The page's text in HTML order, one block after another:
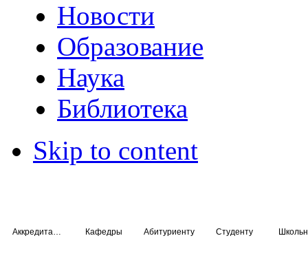
Новости
Образование
Наука
Библиотека
Skip to content
Кафедры Абитуриенту Студенту